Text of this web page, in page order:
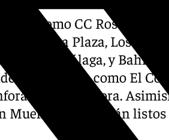
como CC Rosaleda,
Málaga Plaza, Los
Outlet Málaga, y Bahía
superficies como El
y Verdecora.
Muelle Uno estarán